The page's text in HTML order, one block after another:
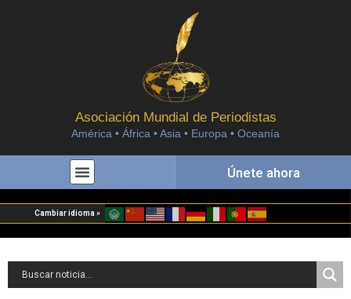
Asociación Mundial de Periodistas
América • África • Asia • Europa • Oceanía
Únete ahora
Cambiar idioma »